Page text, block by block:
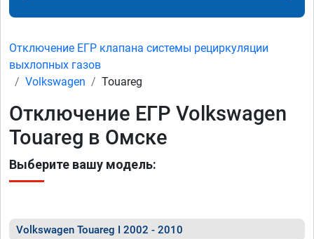
Отключение ЕГР клапана системы рециркуляции
выхлопных газов
Volkswagen
Touareg
Отключение ЕГР Volkswagen
Touareg в Омске
Выберите вашу модель:
Volkswagen Touareg I 2002 - 2010